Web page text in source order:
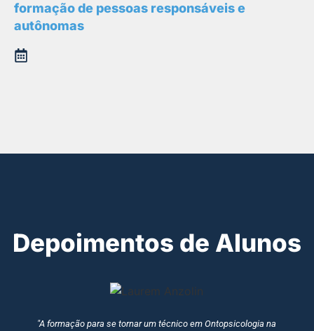
formação de pessoas responsáveis e
autônomas
Depoimentos de Alunos
"A formação para se tornar um técnico em Ontopsicologia na